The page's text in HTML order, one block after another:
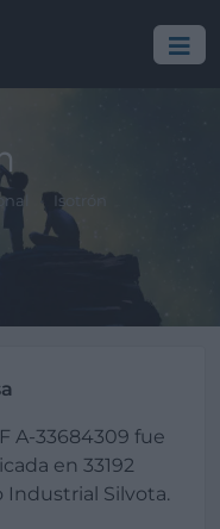
Isotrón
A-33684309 fue
en 33192
Industrial Silvota.